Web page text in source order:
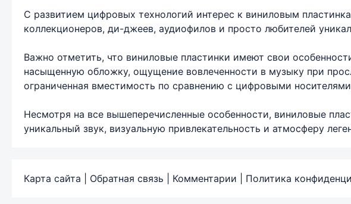
С развитием цифровых технологий интерес к виниловым
коллекционеров, ди-джеев, аудиофилов и просто любителей
Важно отметить, что виниловые пластинки имеют свои
насыщенную обложку, ощущение вовлеченности в музыку при
ограниченная вместимость по сравнению с цифровыми
Несмотря на все вышеперечисленные особенности, виниловые
уникальный звук, визуальную привлекательность и атмосферу
Карта сайта Обратная связь Комментарии Политика